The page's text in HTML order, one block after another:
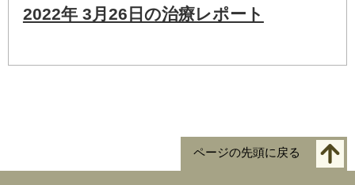
2022年 3月26日の治療レポート
ページの先頭に戻る